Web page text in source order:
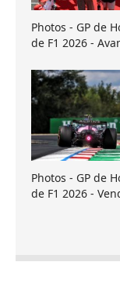
Photos - GP de
de F1 2026 -
Photos - GP de
de F1 2026 -